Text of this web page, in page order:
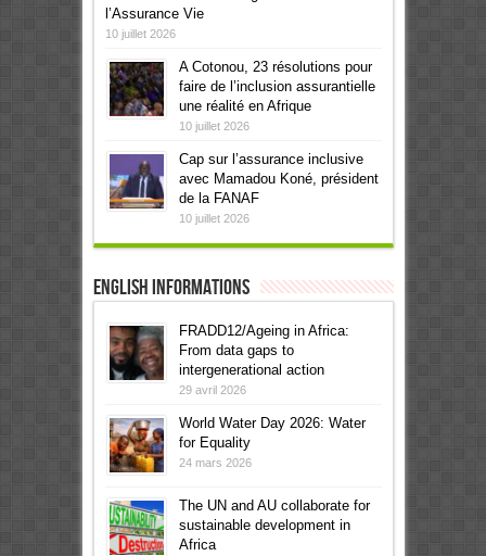
l’Assurance Vie
10 juillet 2026
A Cotonou, 23 résolutions pour
faire de l’inclusion assurantielle
une réalité en Afrique
10 juillet 2026
Cap sur l’assurance inclusive
avec Mamadou Koné, président
de la FANAF
10 juillet 2026
English informations
FRADD12/Ageing in Africa:
From data gaps to
intergenerational action
29 avril 2026
World Water Day 2026: Water
for Equality
24 mars 2026
The UN and AU collaborate for
sustainable development in
Africa